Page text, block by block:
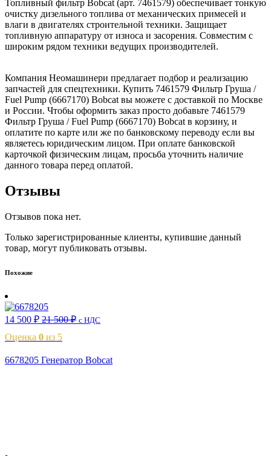
Топливный фильтр Bobcat (арт. 7461579) обеспечивает тонкую
очистку дизельного топлива от механических примесей и
влаги в двигателях строительной техники. Защищает
топливную аппаратуру от износа и засорения. Совместим с
широким рядом техники ведущих производителей.
Компания Неомашинери предлагает подбор и реализацию
запчастей для спецтехники. Купить 7461579 Фильтр Груша /
Fuel Pump (6667170) Bobcat вы можете с доставкой по Москве
и России. Чтобы оформить заказ просто добавьте 7461579
Фильтр Груша / Fuel Pump (6667170) Bobcat в корзину, и
оплатите по карте или же по банковскому переводу если вы
являетесь юридическим лицом. При оплате банковской
карточкой физическим лицам, просьба уточнить наличие
данного товара перед оплатой.
Отзывы
Отзывов пока нет.
Только зарегистрированные клиенты, купившие данный
товар, могут публиковать отзывы.
Похожие
14 500 ₽ 21 500₽ с НДС
Оценка 0 из 5
6678205 Генератор Bobcat